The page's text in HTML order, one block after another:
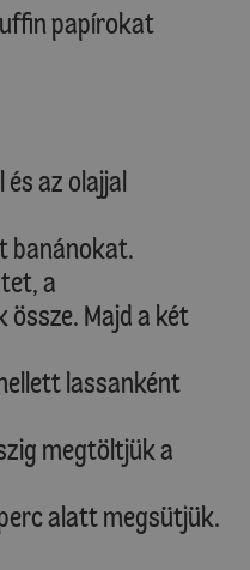
papírokat
az olajjal
banánokat.
a
Majd a két
lassanként
megtöltjük a
alatt megsütjük.